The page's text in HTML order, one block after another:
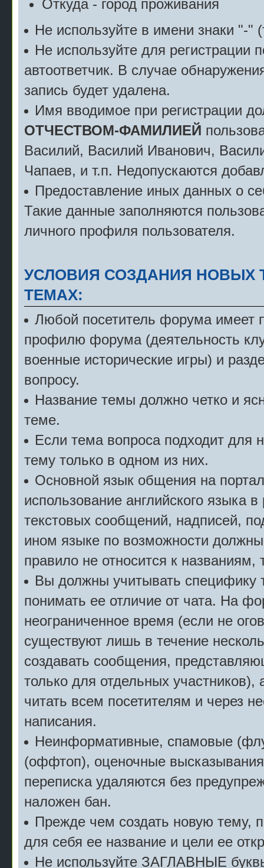
Откуда - город проживания
Не используйте в имени знаки "-"
Не используйте для регистрации
автоответчик. В случае
запись будет удалена.
Имя вводимое при регистрации
ОТЧЕСТВОМ-ФАМИЛИЕЙ
Василий, Василий Иванович,
Чапаев, и т.п. Недопускаются
Предоставление иных данных о
Такие данные заполняются
личного профиля пользователя.
УСЛОВИЯ СОЗДАНИЯ НОВЫХ
ТЕМАХ:
Любой посетитель форума имеет
профилю форума (деятельность
военные исторические игры) и
вопросу.
Название темы должно четко и
теме.
Если тема вопроса подходит для
тему только в одном из них.
Основной язык общения на
использование английского языка
текстовых сообщений, надписей,
ином языке по возможности
правило не относится к
Вы должны учитывать
понимать ее отличие от чата. На
неограниченное время (если не
существуют лишь в течение
создавать сообщения,
только для отдельных
читать всем посетителям и через
написания.
Неинформативные, спамовые
(оффтоп), оценочные
переписка удаляются без
наложен бан.
Прежде чем создать новую тему,
для себя ее название и цели ее
Не используйте ЗАГЛАВНЫЕ